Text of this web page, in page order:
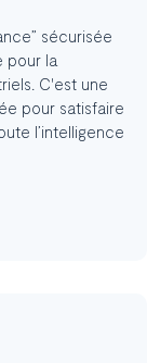
sécurisée
pour la
C'est une
pour satisfaire
l’intelligence